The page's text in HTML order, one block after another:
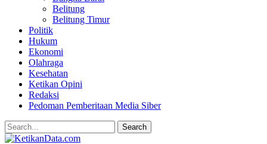
Belitung
Belitung Timur
Politik
Hukum
Ekonomi
Olahraga
Kesehatan
Ketikan Opini
Redaksi
Pedoman Pemberitaan Media Siber